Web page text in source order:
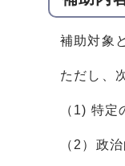
補助対象
ただし、
（1) 特
（2）政